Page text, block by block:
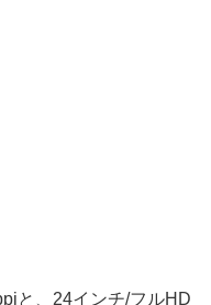
と、24インチ/フルHD